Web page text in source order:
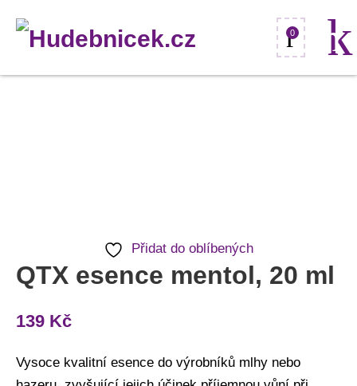
0
Přidat do oblíbených
QTX esence mentol, 20 ml
139 Kč
Vysoce kvalitní esence do výrobníků mlhy nebo